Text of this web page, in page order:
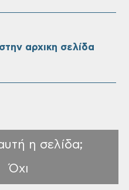
& Βαθμολογίας,
αρχικη σελίδα
η σελίδα;
Όχι